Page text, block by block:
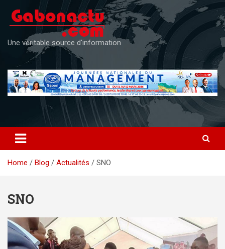
content
Une véritable source d'information
Home Blog Actualités SNO
SNO